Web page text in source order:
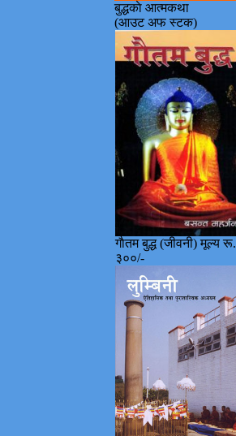
बुद्धकाे आत्मकथा
(आउट अफ स्टक)
गाैतम बुद्ध (जीवनी) मूल्य रू.
३००/-